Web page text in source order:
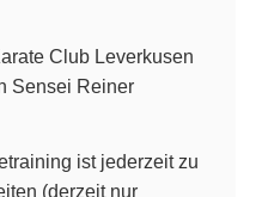
Club Leverkusen
Sensei Reiner
ist jederzeit zu
(derzeit nur